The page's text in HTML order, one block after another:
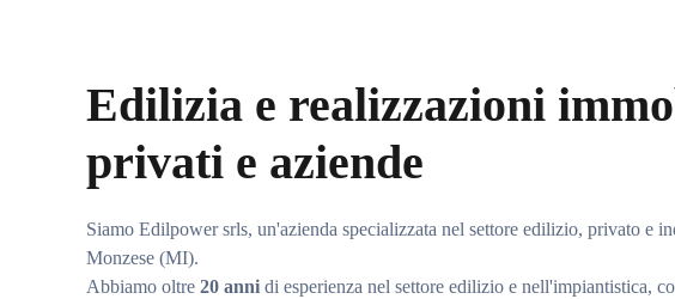
Edilizia e realizzazioni
privati e aziende
Siamo Edilpower srls, un'azienda specializzata nel settore edilizio, privato e
Monzese (MI).
Abbiamo oltre 20 anni di esperienza nel settore edilizio e nell'impiantistica,